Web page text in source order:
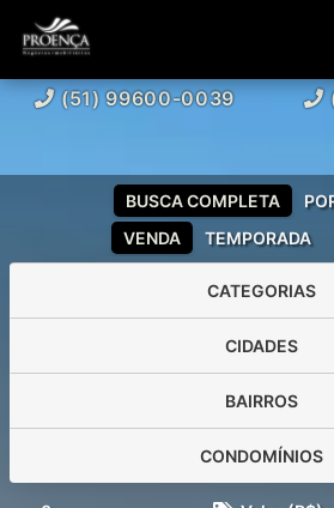
(51) 99600-0039
VENDA TEMPORADA
BUSCA COMPLETA
CATEGORIAS
CIDADES
BAIRROS
CONDOMÍNIOS